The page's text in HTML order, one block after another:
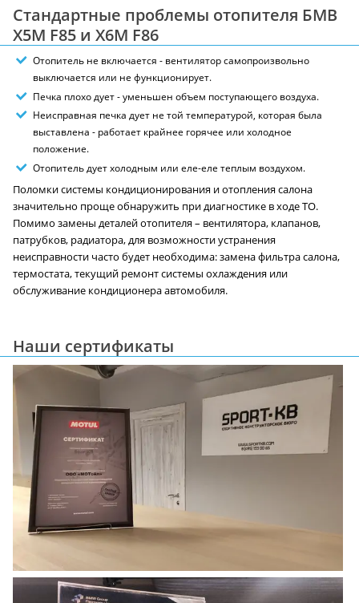
Стандартные проблемы отопителя БМВ
X5M F85 и X6M F86
Отопитель не включается - вентилятор самопроизвольно
выключается или не функционирует.
Печка плохо дует - уменьшен объем поступающего воздуха.
Неисправная печка дует не той температурой, которая была
выставлена - работает крайнее горячее или холодное
положение.
Отопитель дует холодным или еле-еле теплым воздухом.
Поломки системы кондиционирования и отопления салона
значительно проще обнаружить при диагностике в ходе ТО.
Помимо замены деталей отопителя – вентилятора, клапанов,
патрубков, радиатора, для возможности устранения
неисправности часто будет необходима: замена фильтра салона,
термостата, текущий ремонт системы охлаждения или
обслуживание кондиционера автомобиля.
Наши сертификаты